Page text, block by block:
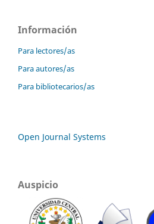
Información
Para lectores/as
Para autores/as
Para bibliotecarios/as
Open Journal Systems
Auspicio